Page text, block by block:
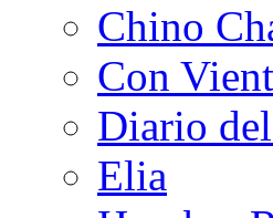
Chino
Con
Diario
Elia